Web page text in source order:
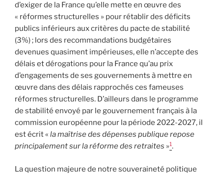
d’exiger de la France qu’elle mette en œuvre des
« réformes structurelles » pour rétablir des déficits
publics inférieurs aux critères du pacte de stabilité
(3%) ; lors des recommandations budgétaires
devenues quasiment impérieuses, elle n’accepte des
délais et dérogations pour la France qu’au prix
d’engagements de ses gouvernements à mettre en
œuvre dans des délais rapprochés ces fameuses
réformes structurelles. D’ailleurs dans le programme
de stabilité envoyé par le gouvernement français à la
commission européenne pour la période 2022-2027, il
est écrit « la maîtrise des dépenses publique repose
principalement sur la réforme des retraites »1.
La question majeure de notre souveraineté politique